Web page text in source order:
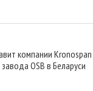
компании Kronospan
OSB в Беларуси